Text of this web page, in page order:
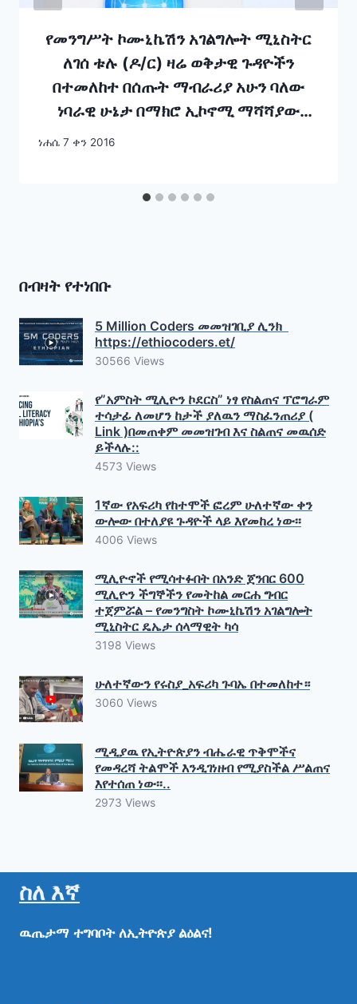
የመንግሥት ኮሙኒኬሽን አገልግሎት ሚኒስትር
ለገሰ ቱሉ (ዶ/ር) ዛሬ ወቅታዊ ጉዳዮችን
በተመለከተ በሰጡት ማብራሪያ አሁን ባለው
ነባራዊ ሁኔታ በማክሮ ኢኮኖሚ ማሻሻያው
ምክንያት ምንም ዓይነት የዋጋ ጭማሪ ለማድረግ
ነሐሴ 7 ቀን 2016
በብዛት የተነበቡ
5 Million Coders መመዝገቢያ ሊንክ
https://ethiocoders.et/
30566 Views
የ”አምስት ሚሊዮን ኮደርስ” ነፃ የስልጠና ፕሮግራም
ተሳታፊ ለመሆን ከታች ያለዉን ማስፈንጠሪያ (
Link )በመጠቀም መመዝገብ እና ስልጠና መዉሰድ
ይችላሉ::
4573 Views
1ኛው የአፍሪካ የከተሞች ፎረም ሁለተኛው ቀን
ውሎው በተለያዩ ጉዳዮች ላይ እየመከረ ነው፡፡
4006 Views
ሚሊዮኖች የሚሳተፉበት በአንድ ጀንበር 600
ሚሊዮን ችግኞችን የመትከል መርሐ ግብር
ተጀምሯል – የመንግስት ኮሙኒኬሽን አገልግሎት
ሚኒስትር ዴኤታ ሰላማዊት ካሳ
3198 Views
ሁለተኛውን የሩስያ_አፍሪካ ጉባኤ በተመለከተ።
3060 Views
ሚዲያዉ የኢትዮጵያን ብሔራዊ ጥቅሞችና
የመዳረሻ ትልሞች እንዲገነዘብ የሚያስችል ሥልጠና
እየተሰጠ ነው፡፡..
2973 Views
ስለ እኛ
ዉጤታማ ተግባቦት ለኢትዮጵያ ልዕልና!